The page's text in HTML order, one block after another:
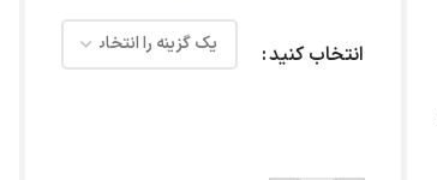
انتخاب کنید